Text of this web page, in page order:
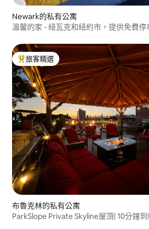
Newark的私有公寓
溫馨的家 - 紐瓦克和紐約市，提供免費停
旅客精選榜首
旅客精選
布魯克林的私有公寓
ParkSlope Private Skyline屋頂| 10分鐘